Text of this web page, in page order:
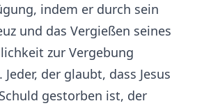
indem er durch sein
und das Vergießen seines
zur Vergebung
der glaubt, dass Jesus
gestorben ist, der